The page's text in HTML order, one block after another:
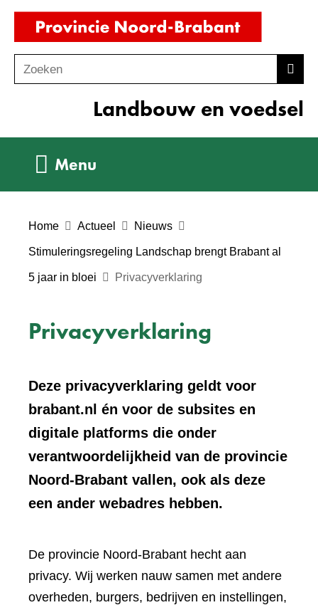
Ga
de
inhoud
o
Zoeken
Landbouw en voedsel
Menu
Home Actueel Nieuws
Stimuleringsregeling Landschap brengt Brabant al
5 jaar in bloei Privacyverklaring
Privacyverklaring
Deze privacyverklaring geldt voor
brabant.nl én voor de subsites en
digitale platforms die onder
verantwoordelijkheid van de provincie
Noord-Brabant vallen, ook als deze
een ander webadres hebben.
De provincie Noord-Brabant hecht aan
privacy. Wij werken nauw samen met andere
overheden, burgers, bedrijven en instellingen,